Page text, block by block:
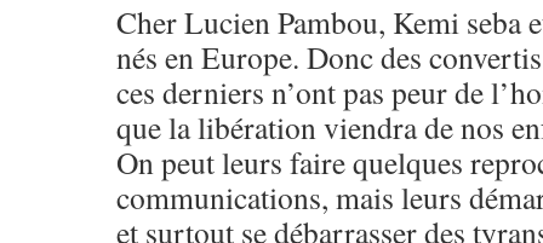
Cher Lucien Pambou, Kemi seba
nés en Europe. Donc des
ces derniers n’ont pas peur de
que la libération viendra de nos
On peut leurs faire quelques
communications, mais leurs
et surtout se débarrasser des